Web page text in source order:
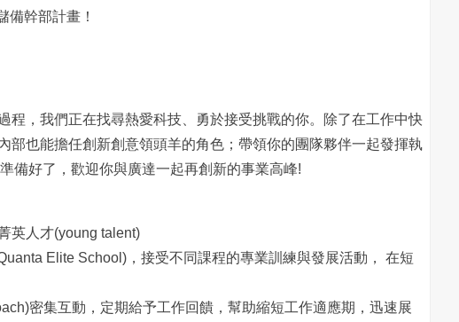
備幹部計畫！
程，我們正在找尋熱愛科技、勇於接受挑戰的你。除了在工作中快
部也能擔任創新創意領頭羊的角色；帶領你的團隊夥伴一起發揮執
備好了，歡迎你與廣達一起再創新的事業高峰!
英人才(young talent)
Elite School)，接受不同課程的專業訓練與發展活動， 在短
密集互動，定期給予工作回饋，幫助縮短工作適應期，迅速展